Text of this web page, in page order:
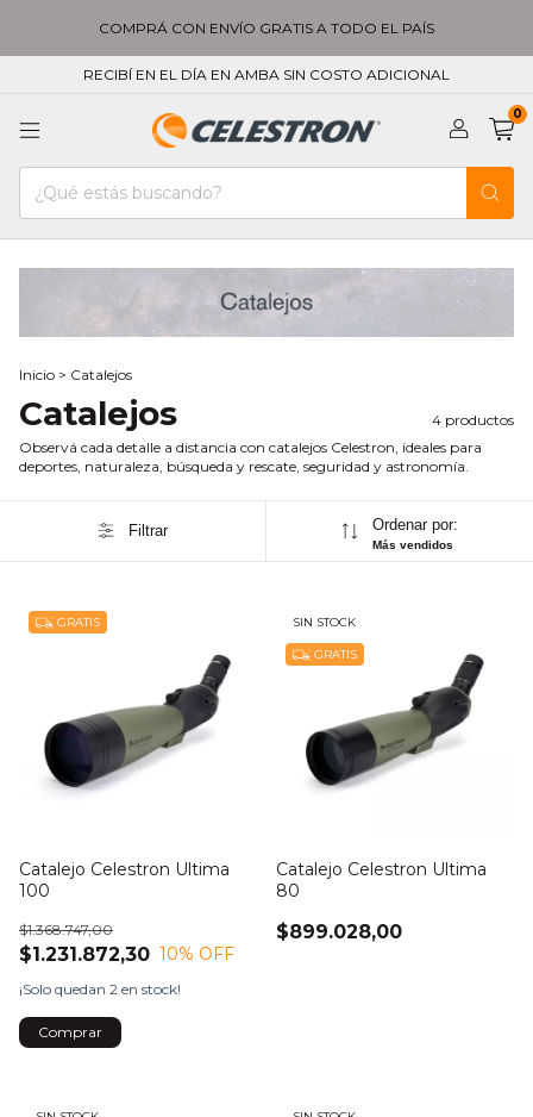
COMPRÁ CON ENVÍO GRATIS A TODO EL PAÍS
RECIBÍ EN EL DÍA EN AMBA SIN COSTO ADICIONAL
0
Inicio > Catalejos
Catalejos
4 productos
Observá cada detalle a distancia con catalejos Celestron, ideales para
deportes, naturaleza, búsqueda y rescate, seguridad y astronomía.
Filtrar Ordenar por:
Más vendidos
GRATIS
Catalejo Celestron Ultima
100
$1.231.872,30
$1.368.747,00
10% OFF
¡Solo quedan 2 en stock!
SIN STOCK
GRATIS
Catalejo Celestron Ultima
80
$899.028,00